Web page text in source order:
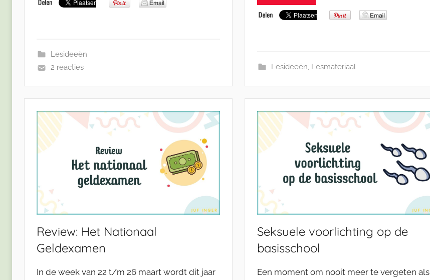
Lesideeën
2 reacties
Lesideeën, Lesmateriaal
Review: Het Nationaal
Geldexamen
In de week van 22 t/m 26 maart wordt dit jaar
Seksuele voorlichting op de
basisschool
Een moment om nooit meer te vergeten als